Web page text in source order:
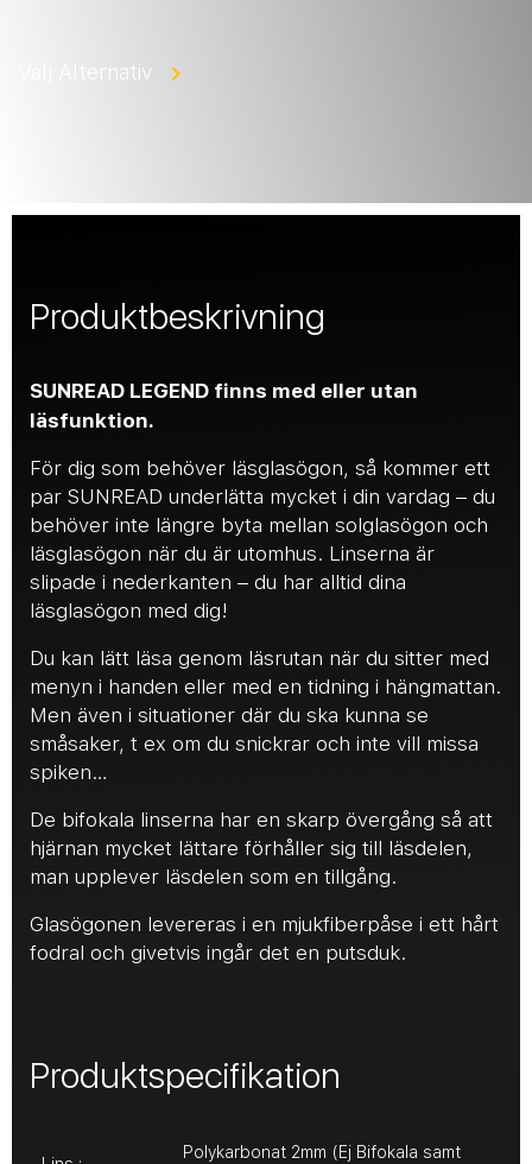
Välj Alternativ
Produktbeskrivning
SUNREAD LEGEND finns med eller utan
läsfunktion.
För dig som behöver läsglasögon, så kommer ett
par SUNREAD underlätta mycket i din vardag – du
behöver inte längre byta mellan solglasögon och
läsglasögon när du är utomhus. Linserna är
slipade i nederkanten – du har alltid dina
läsglasögon med dig!
Du kan lätt läsa genom läsrutan när du sitter med
menyn i handen eller med en tidning i hängmattan.
Men även i situationer där du ska kunna se
småsaker, t ex om du snickrar och inte vill missa
spiken…
De bifokala linserna har en skarp övergång så att
hjärnan mycket lättare förhåller sig till läsdelen,
man upplever läsdelen som en tillgång.
Glasögonen levereras i en mjukfiberpåse i ett hårt
fodral och givetvis ingår det en putsduk.
Produktspecifikation
Polykarbonat 2mm (Ej Bifokala samt